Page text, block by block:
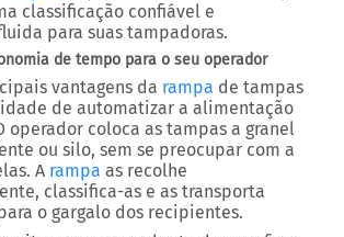
classificação confiável e
para suas tampadoras.
de tempo para o seu operador
vantagens da rampa de tampas
de automatizar a alimentação
operador coloca as tampas a granel
ou silo, sem se preocupar com a
A rampa as recolhe
classifica-as e as transporta
o gargalo dos recipientes.